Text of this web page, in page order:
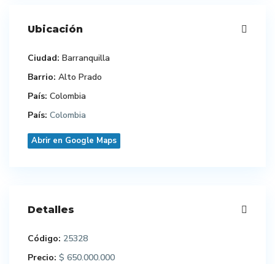
Ubicación
Ciudad: Barranquilla
Barrio: Alto Prado
País: Colombia
País: Colombia
Abrir en Google Maps
Detalles
Código: 25328
Precio: $ 650.000.000